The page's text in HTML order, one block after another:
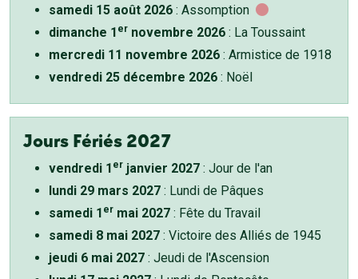
samedi 15 août 2026 : Assomption
dimanche 1 er novembre 2026 : La Toussaint
mercredi 11 novembre 2026 : Armistice de 1918
vendredi 25 décembre 2026 : Noël
Jours Fériés 2027
vendredi 1 er janvier 2027 : Jour de l'an
lundi 29 mars 2027 : Lundi de Pâques
samedi 1 er mai 2027 : Fête du Travail
samedi 8 mai 2027 : Victoire des Alliés de 1945
jeudi 6 mai 2027 : Jeudi de l'Ascension